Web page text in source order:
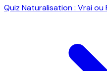
Quiz Naturalisation : Vrai ou